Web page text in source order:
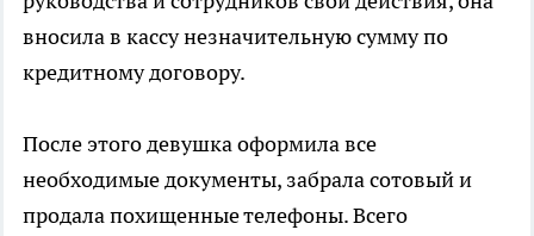
вносила в кассу незначительную сумму по
кредитному договору.
После этого девушка оформила все
необходимые документы, забрала сотовый и
продала похищенные телефоны. Всего